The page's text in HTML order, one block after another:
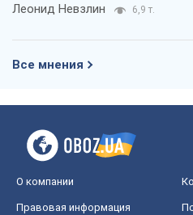
Леонид Невзлин 6,9 т.
Все мнения
О компании
Правовая информация